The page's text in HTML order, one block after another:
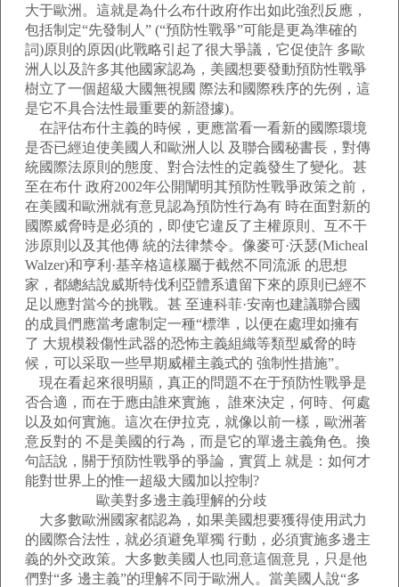
大于歐洲。這就是為什么布什政府作出如此強烈反應，
包括制定“先發制人” (“預防性戰爭”可能是更為準確的
詞)原則的原因(此戰略引起了很大爭議，它促使許 多歐
洲人以及許多其他國家認為，美國想要發動預防性戰爭
樹立了一個超級大國無視國 際法和國際秩序的先例，這
是它不具合法性最重要的新證據)。
在評估布什主義的時候，更應當看一看新的國際環境
是否已經迫使美國人和歐洲人以 及聯合國秘書長，對傳
統國際法原則的態度、對合法性的定義發生了變化。甚
至在布什 政府2002年公開闡明其預防性戰爭政策之前，
在美國和歐洲就有意見認為預防性行為有 時在面對新的
國際威脅時是必須的，即使它違反了主權原則、互不干
涉原則以及其他傳 統的法律禁令。像麥可·沃瑟(Micheal
Walzer)和亨利·基辛格這樣屬于截然不同流派 的思想
家，都總結說威斯特伐利亞體系遺留下來的原則已經不
足以應對當今的挑戰。甚 至連科菲·安南也建議聯合國
的成員們應當考慮制定一種“標準，以便在處理如擁有
了 大規模殺傷性武器的恐怖主義組織等類型威脅的時
候，可以采取一些早期威權主義式的 強制性措施”。
現在看起來很明顯，真正的問題不在于預防性戰爭是
否合適，而在于應由誰來實施， 誰來決定，何時、何處
以及如何實施。這次在伊拉克，就像以前一樣，歐洲著
意反對的 不是美國的行為，而是它的單邊主義角色。換
句話說，關于預防性戰爭的爭論，實質上 就是：如何才
能對世界上的惟一超級大國加以控制?
歐美對多邊主義理解的分歧
大多數歐洲國家都認為，如果美國想要獲得使用武力
的國際合法性，就必須避免單獨 行動，必須實施多邊主
義的外交政策。大多數美國人也同意這個意見，只是他
們對“多 邊主義”的理解不同于歐洲人。當美國人說“多